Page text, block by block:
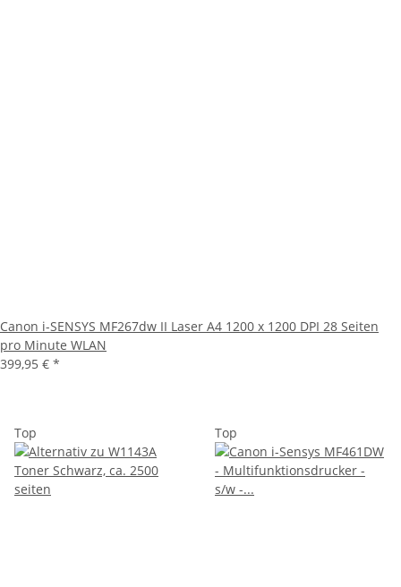
Canon i-SENSYS MF267dw II Laser A4 1200 x 1200 DPI 28 Seiten
pro Minute WLAN
399,95 € *
Top Top